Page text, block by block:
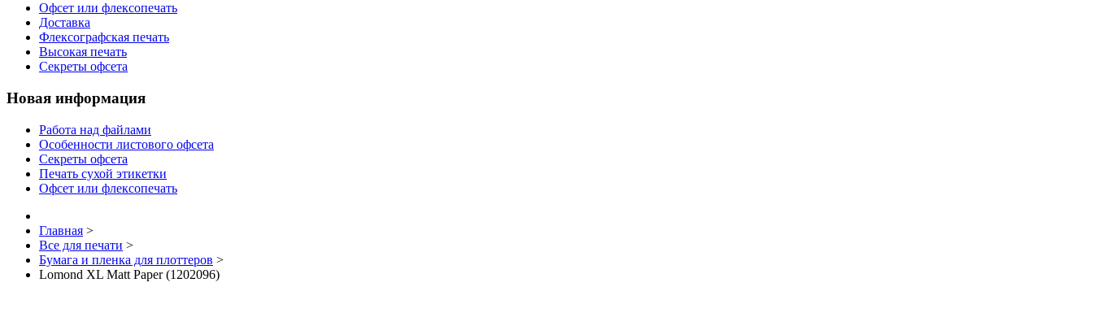
Офсет или флексопечать
Доставка
Флексографская печать
Высокая печать
Секреты офсета
Новая информация
Работа над файлами
Особенности листового офсета
Секреты офсета
Печать сухой этикетки
Офсет или флексопечать
Главная >
Все для печати >
Бумага и пленка для плоттеров >
Lomond XL Matt Paper (1202096)